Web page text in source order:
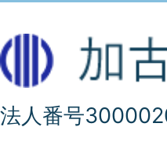
法人番号